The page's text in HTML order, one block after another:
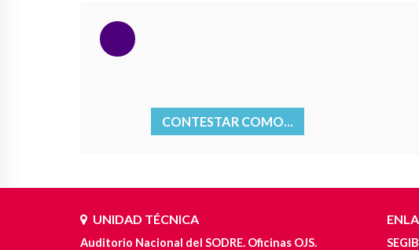
CONTESTAR COMO...
UNIDAD TÉCNICA
Auditorio Nacional del SODRE. Oficinas OJS.
SEGIB